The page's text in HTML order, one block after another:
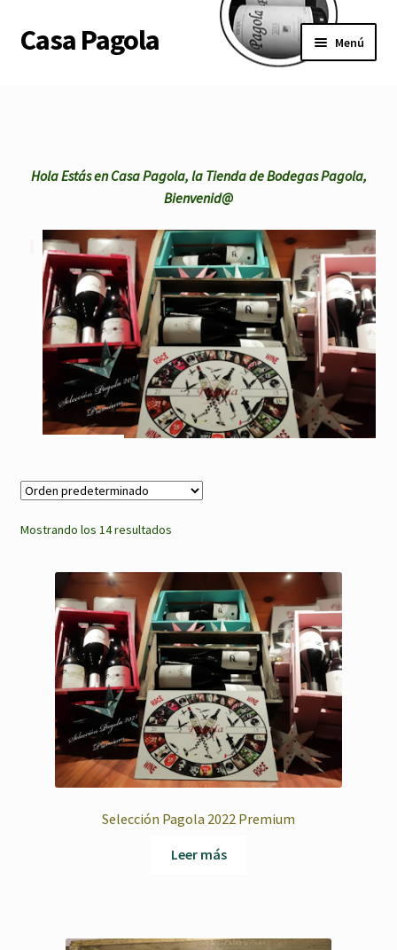
Ir
a
Ir
al
Casa Pagola Menú
Condiciones
Ley de datos
Contacto
Mi cuenta
Hola Estás en Casa Pagola, la Tienda de Bodegas Pagola,
Bienvenid@
Mostrando los 14 resultados
Selección Pagola 2022 Premium
Leer más